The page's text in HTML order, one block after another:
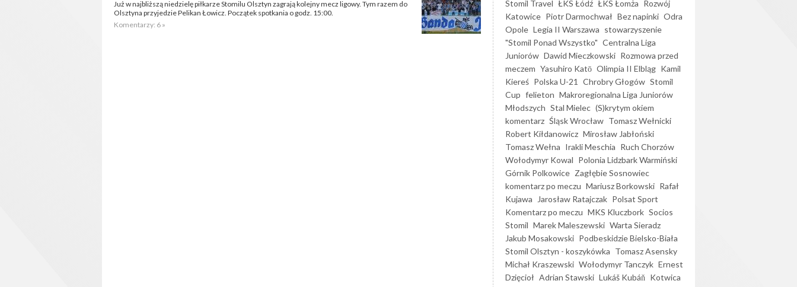
Już w najbliższą niedzielę piłkarze Stomilu Olsztyn zagrają kolejny mecz ligowy. Tym razem do
Olsztyna przyjedzie Pelikan Łowicz. Początek spotkania o godz. 15:00.
Komentarzy: 6 »
Stomil Travel ŁKS Łódź ŁKS Łomża Rozwój
Katowice Piotr Darmochwał Bez napinki Odra
Opole Legia II Warszawa stowarzyszenie
"Stomil Ponad Wszystko" Centralna Liga
Juniorów Dawid Mieczkowski Rozmowa przed
meczem Yasuhiro Katō Olimpia II Elbląg Kamil
Kiereś Polska U-21 Chrobry Głogów Stomil
Cup felieton Makroregionalna Liga Juniorów
Młodszych Stal Mielec (S)krytym okiem
komentarz Śląsk Wrocław Tomasz Wełnicki
Robert Kiłdanowicz Mirosław Jabłoński
Tomasz Wełna Irakli Meschia Ruch Chorzów
Wołodymyr Kowal Polonia Lidzbark Warmiński
Górnik Polkowice Zagłębie Sosnowiec
komentarz po meczu Mariusz Borkowski Rafał
Kujawa
Jarosław Ratajczak Polsat Sport
Komentarz po meczu MKS Kluczbork Socios
Stomil Marek Maleszewski Warta Sieradz
Jakub Mosakowski Podbeskidzie Bielsko-Biała
Stomil Olsztyn - koszykówka Tomasz Asensky
Michał Kraszewski Wołodymyr Tanczyk Ernest
Dzięcioł Adrian Stawski Lukáš Kubáň Kotwica